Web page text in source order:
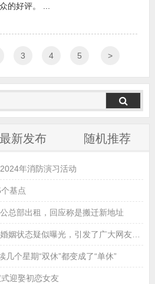
的好评。 ...
3 4 5 >
最新发布 随机推荐
年消防演习活动
基点
总部出租，回应称是搬迁新地址
状态疑似曝光，引发了广大网友的热议
几个星期“双休”都变成了“单休”
迎娶初恋女友